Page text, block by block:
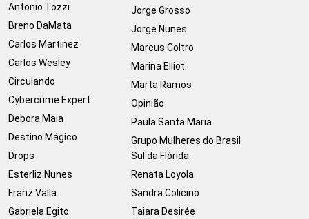
Antonio Tozzi
Breno DaMata
Carlos Martinez
Carlos Wesley
Circulando
Cybercrime Expert
Debora Maia
Destino Mágico
Drops
Esterliz Nunes
Franz Valla
Gabriela Egito
Jorge Grosso
Jorge Nunes
Marcus Coltro
Marina Elliot
Marta Ramos
Opinião
Paula Santa Maria
Grupo Mulheres do Brasil
Sul da Flórida
Renata Loyola
Sandra Colicino
Taiara Desirée